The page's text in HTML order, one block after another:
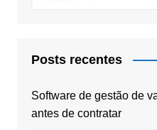
Posts recentes
Software de gestão de
antes de contratar